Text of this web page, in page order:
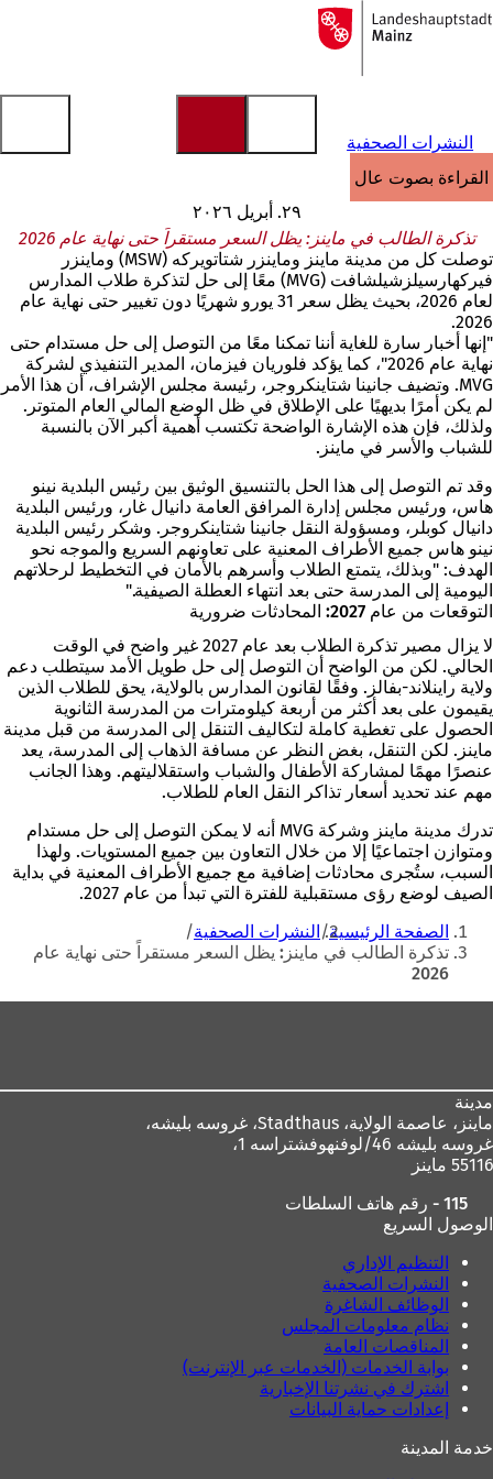
الانتقال إلى المحتوى
إلى
الصفحة
النشرات الصحفية
القراءة بصوت عالٍ
٢٩. أبريل ٢٠٢٦
تذكرة الطالب في ماينز: يظل السعر مستقراً حتى نهاية عام 2026
توصلت كل من مدينة ماينز وماينزر شتاتويركه (MSW) وماينزر
فيركهارسيلزشيلشافت (MVG) معًا إلى حل لتذكرة طلاب المدارس
لعام 2026، بحيث يظل سعر 31 يورو شهريًا دون تغيير حتى نهاية عام
2026.
"إنها أخبار سارة للغاية أننا تمكنا معًا من التوصل إلى حل مستدام حتى
نهاية عام 2026"، كما يؤكد فلوريان فيزمان، المدير التنفيذي لشركة
MVG. وتضيف جانينا شتاينكروجر، رئيسة مجلس الإشراف، أن هذا الأمر
لم يكن أمرًا بديهيًا على الإطلاق في ظل الوضع المالي العام المتوتر.
ولذلك، فإن هذه الإشارة الواضحة تكتسب أهمية أكبر الآن بالنسبة
للشباب والأسر في ماينز.
وقد تم التوصل إلى هذا الحل بالتنسيق الوثيق بين رئيس البلدية نينو
هاس، ورئيس مجلس إدارة المرافق العامة دانيال غار، ورئيس البلدية
دانيال كوبلر، ومسؤولة النقل جانينا شتاينكروجر. وشكر رئيس البلدية
نينو هاس جميع الأطراف المعنية على تعاونهم السريع والموجه نحو
الهدف: "وبذلك، يتمتع الطلاب وأسرهم بالأمان في التخطيط لرحلاتهم
اليومية إلى المدرسة حتى بعد انتهاء العطلة الصيفية."
التوقعات من عام 2027: المحادثات ضرورية
لا يزال مصير تذكرة الطلاب بعد عام 2027 غير واضح في الوقت
الحالي. لكن من الواضح أن التوصل إلى حل طويل الأمد سيتطلب دعم
ولاية راينلاند-بفالز. وفقًا لقانون المدارس بالولاية، يحق للطلاب الذين
يقيمون على بعد أكثر من أربعة كيلومترات من المدرسة الثانوية
الحصول على تغطية كاملة لتكاليف التنقل إلى المدرسة من قبل مدينة
ماينز. لكن التنقل، بغض النظر عن مسافة الذهاب إلى المدرسة، يعد
عنصرًا مهمًا لمشاركة الأطفال والشباب واستقلاليتهم. وهذا الجانب
مهم عند تحديد أسعار تذاكر النقل العام للطلاب.
تدرك مدينة ماينز وشركة MVG أنه لا يمكن التوصل إلى حل مستدام
ومتوازن اجتماعيًا إلا من خلال التعاون بين جميع المستويات. ولهذا
السبب، ستُجرى محادثات إضافية مع جميع الأطراف المعنية في بداية
الصيف لوضع رؤى مستقبلية للفترة التي تبدأ من عام 2027.
أنت
هنا
الصفحة الرئيسية
النشرات الصحفية
تذكرة الطالب في ماينز: يظل السعر مستقراً حتى نهاية عام
2026
مدينة
ماينز، عاصمة الولاية،
غروسه بليشه 46/لوفنهوفشتراسه 1،
55116 ماينز
115 - رقم هاتف السلطات
الوصول السريع
التنظيم الإداري
النشرات الصحفية
الوظائف الشاغرة
نظام معلومات المجلس
المناقصات العامة
بوابة الخدمات (الخدمات عبر الإنترنت)
اشترك في نشرتنا الإخبارية
إعدادات حماية البيانات
خدمة المدينة